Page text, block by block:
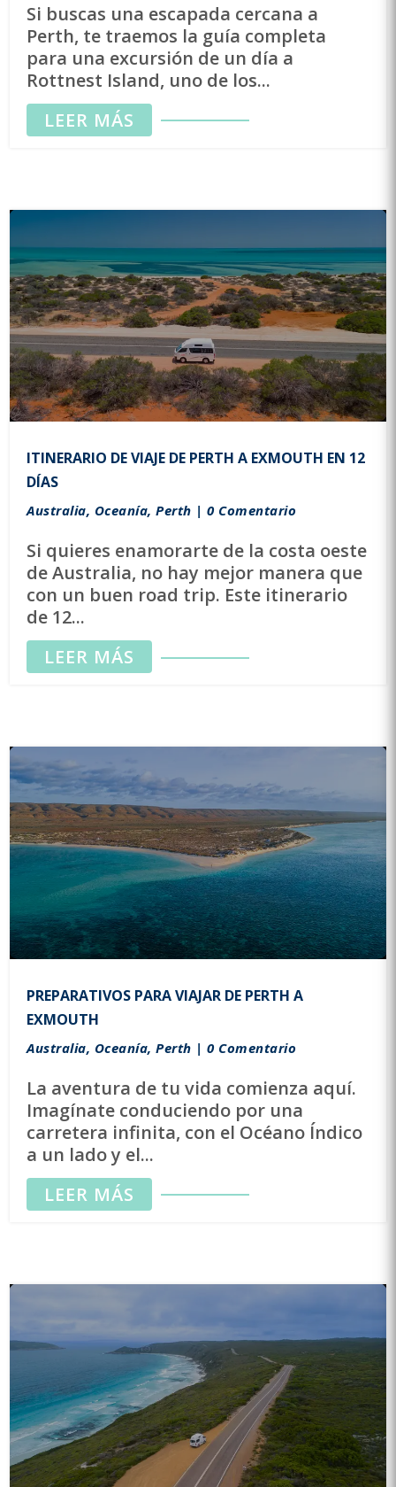
Si buscas una escapada cercana a
Perth, te traemos la guía completa
para una excursión de un día a
Rottnest Island, uno de los...
LEER MÁS
ITINERARIO DE VIAJE DE PERTH A EXMOUTH EN 12
DÍAS
Australia, Oceanía,Perth | 0 Comentario
Si quieres enamorarte de la costa oeste
de Australia, no hay mejor manera que
con un buen road trip. Este itinerario
de 12...
LEER MÁS
PREPARATIVOS PARA VIAJAR DE PERTH A
EXMOUTH
Australia, Oceanía,Perth | 0 Comentario
La aventura de tu vida comienza aquí.
Imagínate conduciendo por una
carretera infinita, con el Océano Índico
a un lado y el...
LEER MÁS